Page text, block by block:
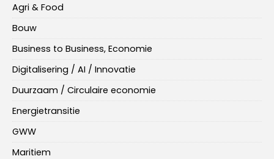
Agri & Food
Bouw
Business to Business, Economie
Digitalisering / AI / Innovatie
Duurzaam / Circulaire economie
Energietransitie
GWW
Maritiem